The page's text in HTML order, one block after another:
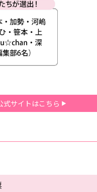
式サイトはこちら